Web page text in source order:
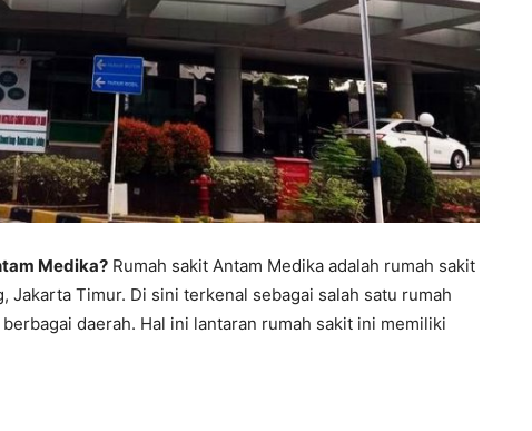
Medika? Rumah sakit Antam Medika adalah rumah sakit
Jakarta Timur. Di sini terkenal sebagai salah satu rumah
daerah. Hal ini lantaran rumah sakit ini memiliki